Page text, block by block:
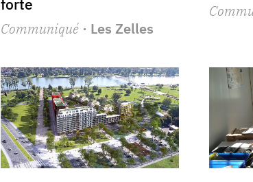
forte
Communiqué· Les Zelles